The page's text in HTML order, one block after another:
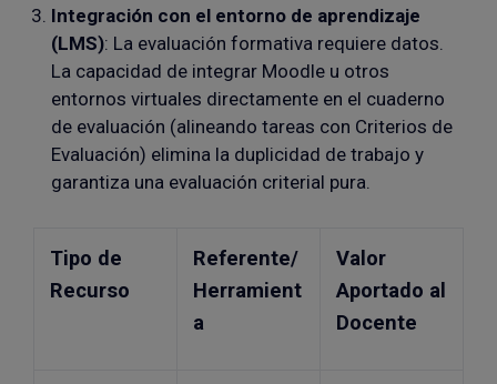
Integración con el entorno de aprendizaje
(LMS): La evaluación formativa requiere datos.
La capacidad de integrar Moodle u otros
entornos virtuales directamente en el cuaderno
de evaluación (alineando tareas con Criterios de
Evaluación) elimina la duplicidad de trabajo y
garantiza una evaluación criterial pura.
Tipo de
Recurso
Referente/
Herramient
a
Valor
Aportado al
Docente